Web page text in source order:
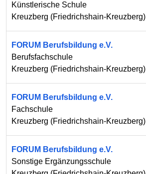
Künstlerische Schule
Kreuzberg (Friedrichshain-Kreuzberg)
FORUM Berufsbildung e.V.
Berufsfachschule
Kreuzberg (Friedrichshain-Kreuzberg)
FORUM Berufsbildung e.V.
Fachschule
Kreuzberg (Friedrichshain-Kreuzberg)
FORUM Berufsbildung e.V.
Sonstige Ergänzungsschule